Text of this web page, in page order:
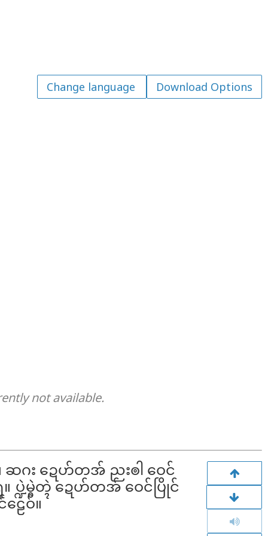
Download Options
not available.
ဂး ဍေဟ်တအ် ညးၜါ ဝေင်
ဍဲမွဲတ္ၚဲ ဍေဟ်တအ် ဝေင်ပြိုင်
ေဝ်။